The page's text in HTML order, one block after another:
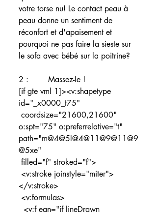
votre torse nu! Le contact peau à
peau donne un sentiment de
réconfort et d'apaisement et
pourquoi ne pas faire la sieste sur
le sofa avec bébé sur la poitrine?
2 :        Massez-le !
[if gte vml 1]><v:shapetype
id="_x0000_t75"
o:spt="75" o:preferrelative="t"
path="m@4@5l@4@11@9@11@9
@5xe"
filled="f" stroked="f">
</v:stroke>
<v:formulas>